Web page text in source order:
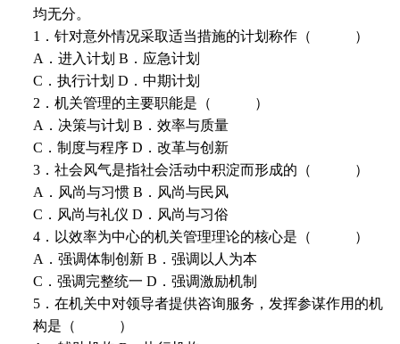
均无分。
1．针对意外情况采取适当措施的计划称作（ ）
A．进入计划 B．应急计划
C．执行计划 D．中期计划
2．机关管理的主要职能是（ ）
A．决策与计划 B．效率与质量
C．制度与程序 D．改革与创新
3．社会风气是指社会活动中积淀而形成的（ ）
A．风尚与习惯 B．风尚与民风
C．风尚与礼仪 D．风尚与习俗
4．以效率为中心的机关管理理论的核心是（ ）
A．强调体制创新 B．强调以人为本
C．强调完整统一 D．强调激励机制
5．在机关中对领导者提供咨询服务，发挥参谋作用的机
构是（ ）